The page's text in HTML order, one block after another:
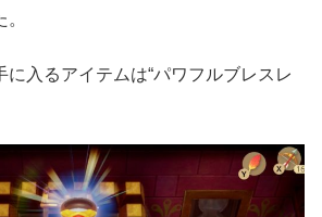
に入るアイテムは“パワフルブレスレ